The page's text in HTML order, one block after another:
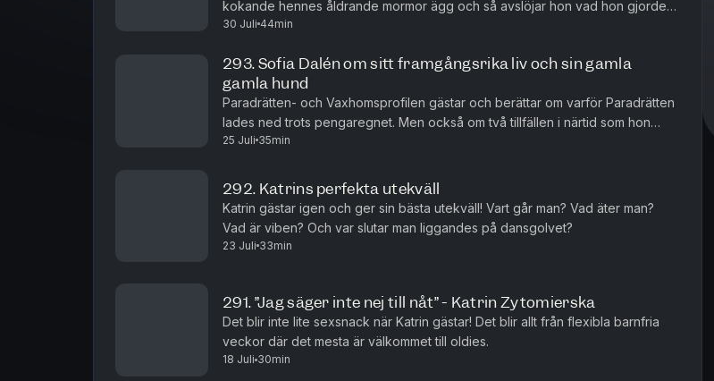
kokande hennes åldrande mormor ägg och så avslöjar hon vad hon gjorde
med 2000 upphittade kronor i ett sånt gammalt busskortsfodral....
30 Juli 44min
293. Sofia Dalén om sitt framgångsrika liv och sin gamla
gamla hund
Paradrätten- och Vaxhomsprofilen gästar och berättar om varför Paradrätten
lades ned trots pengaregnet. Men också om två tillfällen i närtid som hon
blivit lurad av teknikens krafter.
25 Juli 35min
292. Katrins perfekta utekväll
Katrin gästar igen och ger sin bästa utekväll! Vart går man? Vad äter man?
Vad är viben? Och var slutar man liggandes på dansgolvet?
23 Juli 33min
291. ”Jag säger inte nej till nåt” - Katrin Zytomierska
Det blir inte lite sexsnack när Katrin gästar! Det blir allt från flexibla barnfria
veckor där det mesta är välkommet till oldies.
18 Juli 30min